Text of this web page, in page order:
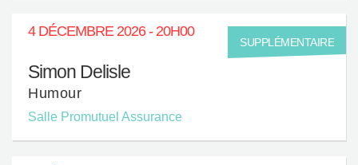
4 DÉCEMBRE 2026 - 20H00
SUPPLÉMENTAIRE
Simon Delisle
Humour
Salle Promutuel Assurance